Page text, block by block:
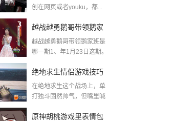
创在网页或者youku，都...
越战越勇鹅哥带领鹅家
班是哪一期(暗区突围鹅
越战越勇鹅哥带领鹅家班是
哪一期1、年1月23日这期。
绝地求生情侣游戏技巧
全攻略：双人组队开挂
在绝地求生这个战场上，单
打独斗固然帅气，但嘴里喊
原神胡桃游戏里表情包